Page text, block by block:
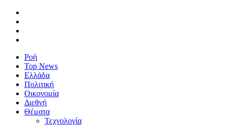
Ροή
Top News
Ελλάδα
Πολιτική
Οικονομία
Διεθνή
Θέματα
Τεχνολογία